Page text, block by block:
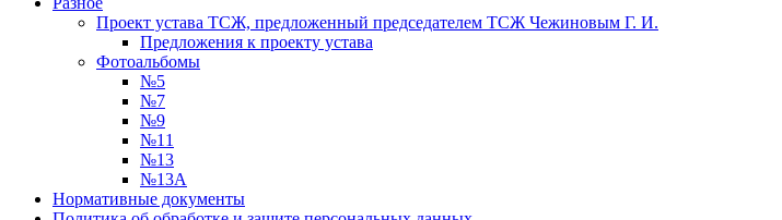
Проект устава ТСЖ, предложенный председателем ТСЖ Чежиновым Г. И.
Предложения к проекту устава
Фотоальбомы
№5
№7
№9
№11
№13
№13А
Нормативные документы